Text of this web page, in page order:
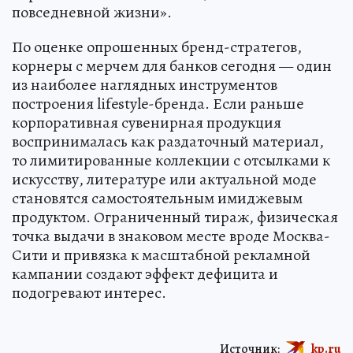
повседневной жизни».
По оценке опрошенных бренд-стратегов,
корнеры с мерчем для банков сегодня — один
из наиболее наглядных инструментов
построения lifestyle-бренда. Если раньше
корпоративная сувенирная продукция
воспринималась как раздаточный материал,
то лимитированные коллекции с отсылками к
искусству, литературе или актуальной моде
становятся самостоятельным имиджевым
продуктом. Ограниченный тираж, физическая
точка выдачи в знаковом месте вроде Москва-
Сити и привязка к масштабной рекламной
кампании создают эффект дефицита и
подогревают интерес.
Источник: kp.ru